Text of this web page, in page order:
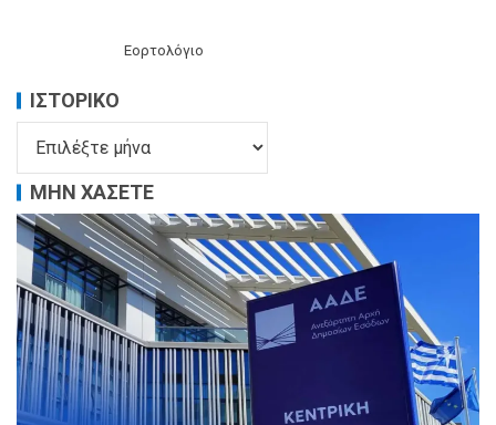
Εορτολόγιο
ΙΣΤΟΡΙΚΌ
ΜΗΝ ΧΑΣΕΤΕ